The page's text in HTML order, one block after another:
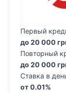
Первый
до 20 000
Повторный
до 20 000
Ставка в
от 0.01%